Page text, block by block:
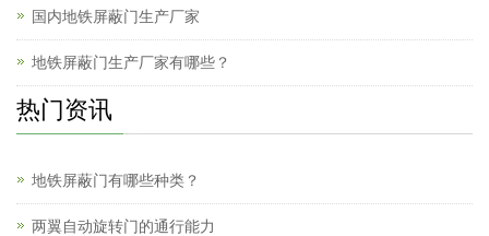
国内地铁屏蔽门生产厂家
地铁屏蔽门生产厂家有哪些？
热门资讯
地铁屏蔽门有哪些种类？
两翼自动旋转门的通行能力